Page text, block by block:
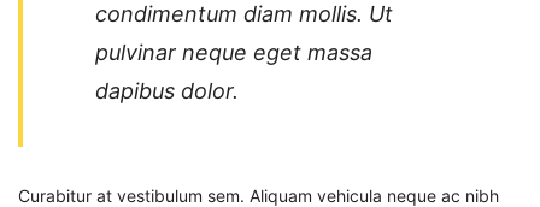
condimentum diam mollis. Ut
pulvinar neque eget massa
dapibus dolor.
Curabitur at vestibulum sem. Aliquam vehicula neque ac nibh